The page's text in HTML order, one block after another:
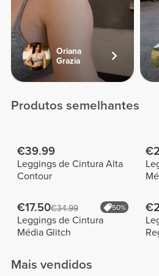
Oriana
Grazia
Produtos semelhantes
€39.99
Leggings de Cintura Alta
Contour
€17.50€34.99 50%
Leggings de Cintura
Média Glitch
Mais vendidos